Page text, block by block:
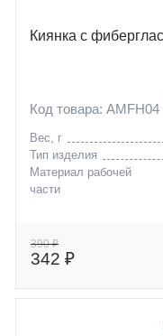
Киянка с
Код товара: AMFH04
Вес, г
Тип изделия
Материал рабочей
части
390 ₽
342 ₽